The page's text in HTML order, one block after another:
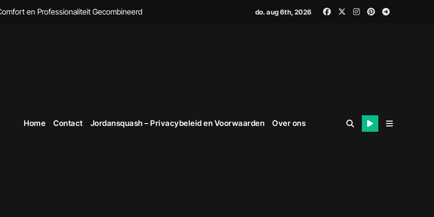
en Professionaliteit Gecombineerd
Overall Kopen voor Elke Gelegenheid
voor Dames
Veiligheid in Stijl
voor Stijlvolle en Functionele Outfits op de Werkvloer
Uitstraling op het Werk
Werkkleding in België
Werkkleding: Comfortabel en Duurzaam
do. aug 6th, 2026
Home Contact Jordansquash – Privacybeleid en Voorwaarden Over ons